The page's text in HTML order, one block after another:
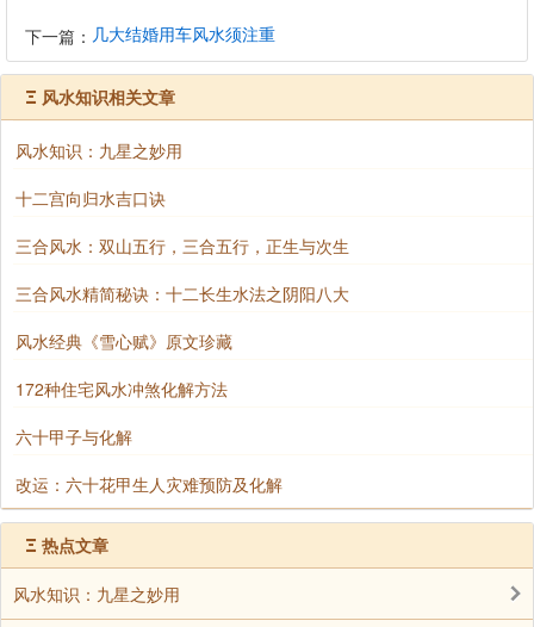
五行喜水，住在洗手间旁边的卧室最好，而且洗手间要
有浴缸。 一些较富裕的家庭，会在家中设置蒸汽浴
室。蒸气浴极火，要火的人可以蒸汽浴，忌火人不宜有
此行为。举例大女儿要火，其它成员忌火，家中要设蒸
便可以。如长子要火，其它人不需要，将蒸汽炉放在东
方。洗手间对家居风水很重要。
设计，将洗手间改为落地玻璃，使他在睡房内可以看见
洗手间。换言之，那是将洗手间的水引入睡房内运用，
只要将洗手间的墙换成落地玻璃，以磨砂玻璃遮着一部
要水的人除了洗手间要特别大，也要争取经常逗留
在洗手间内，包括洗澡的时间要特别长，在洗手间内看
报纸，也是〔要水一族〕的专利。如文昌星为〔子〕
水，在洗手间内计划任何事情也特别有灵感，甚至在洗
手间内写作、读书也特别好。至于洗手间的颜色当然也
要配合。喜水人洗手间内的砖，最好以白、蓝，灰黑、
下一篇： 几大结婚用车风水须注重
Ξ 风水知识相关文章
风水知识：九星之妙用
十二宫向归水吉口诀
三合风水：双山五行，三合五行，正生与次生
三合风水精简秘诀：十二长生水法之阴阳八大
风水经典《雪心赋》原文珍藏
172种住宅风水冲煞化解方法
六十甲子与化解
改运：六十花甲生人灾难预防及化解
Ξ 热点文章
风水知识：九星之妙用